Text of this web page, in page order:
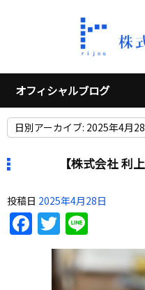
オフィシャルブログ
日別アーカイブ: 2025年4月
【株式会社
投稿日 2025年4月28日
Facebook
Twitter